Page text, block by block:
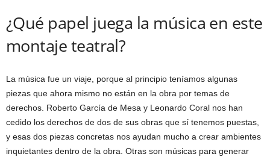
¿Qué papel juega la música en este
montaje teatral?
La música fue un viaje, porque al principio teníamos algunas
piezas que ahora mismo no están en la obra por temas de
derechos. Roberto García de Mesa y Leonardo Coral nos han
cedido los derechos de dos de sus obras que sí tenemos puestas,
y esas dos piezas concretas nos ayudan mucho a crear ambientes
inquietantes dentro de la obra. Otras son músicas para generar